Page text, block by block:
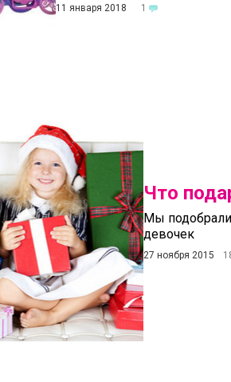
1
11 января 2018
Что
Мы
девочек
27 ноября 2015